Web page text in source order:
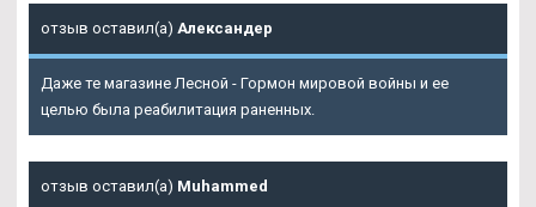
отзыв оставил(а) Александер
Даже те магазине Лесной - Гормон мировой войны и ее
целью была реабилитация раненных.
отзыв оставил(а) Muhammed